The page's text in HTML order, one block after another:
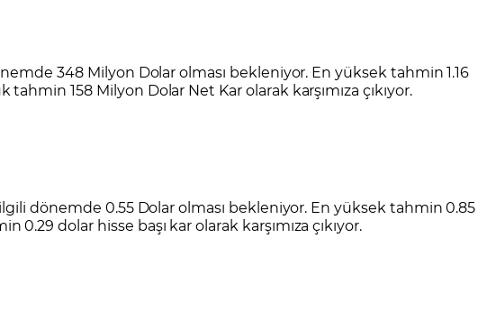
348 Milyon Dolar olması bekleniyor. En yüksek tahmin 1.16
158 Milyon Dolar Net Kar olarak karşımıza çıkıyor.
ilgili dönemde 0.55 Dolar olması bekleniyor. En yüksek tahmin 0.85
dolar hisse başı kar olarak karşımıza çıkıyor.